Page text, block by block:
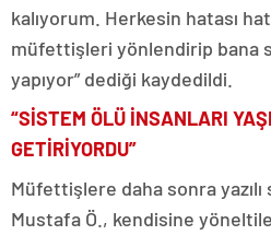
kalıyorum. Herkesin hatası
müfettişleri yönlendirip bana
yapıyor” dediği kaydedildi.
“SİSTEM ÖLÜ İNSANLARI
GETİRİYORDU”
Müfettişlere daha sonra yazılı
Mustafa Ö., kendisine